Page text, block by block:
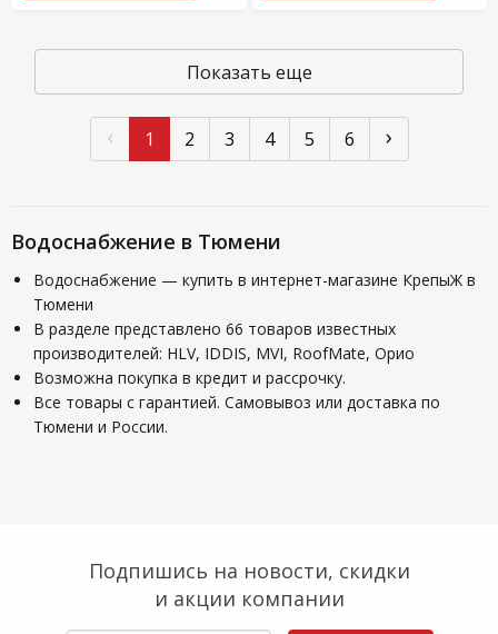
Показать еще
‹ 1 2 3 4 5 6 ›
Водоснабжение в Тюмени
Водоснабжение — купить в интернет-магазине КрепыЖ в
Тюмени
В разделе представлено 66 товаров известных
производителей: HLV, IDDIS, MVI, RoofMate, Орио
Возможна покупка в кредит и рассрочку.
Все товары с гарантией. Самовывоз или доставка по
Тюмени и России.
Подпишись на новости, скидки
и акции компании